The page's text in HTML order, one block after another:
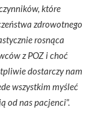
które
zdrowotnego
rosnąca
z POZ i choć
dostarczy nam
wszystkim myśleć
od nas pacjenci”.